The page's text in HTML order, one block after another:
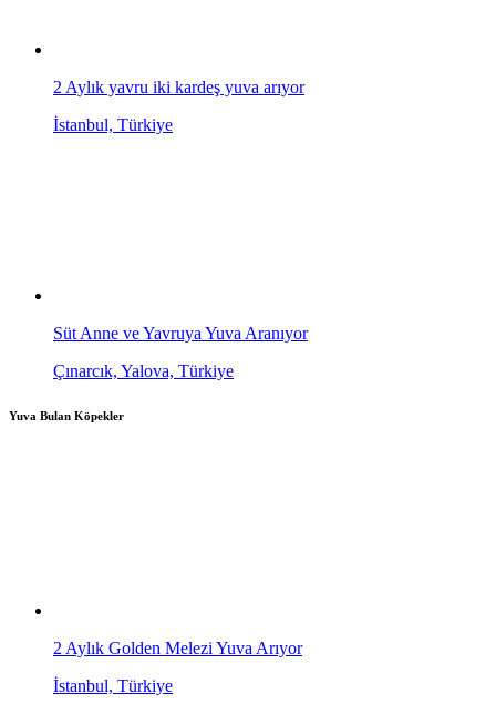
2 Aylık yavru iki kardeş yuva arıyor
İstanbul, Türkiye
Süt Anne ve Yavruya Yuva Aranıyor
Çınarcık, Yalova, Türkiye
Yuva Bulan Köpekler
2 Aylık Golden Melezi Yuva Arıyor
İstanbul, Türkiye